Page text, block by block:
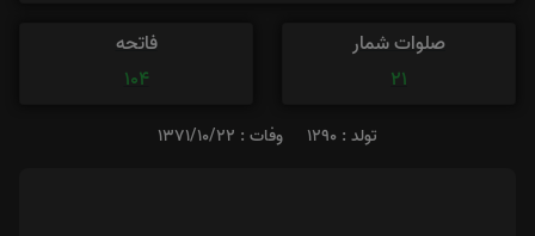
صلوات شمار
21
فاتحه
104
تولد : 1290 وفات : 1371/10/22